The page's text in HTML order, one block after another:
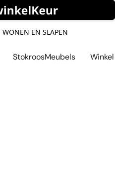
WONEN EN SLAPEN
StokroosMeubels